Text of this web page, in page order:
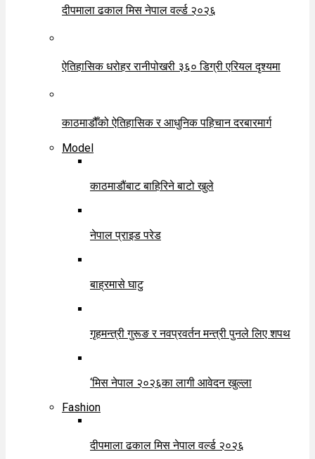
दीपमाला ढकाल मिस नेपाल वर्ल्ड २०२६
ऐतिहासिक धरोहर रानीपोखरी ३६० डिग्री एरियल दृश्यमा
काठमाडौँको ऐतिहासिक र आधुनिक पहिचान दरबारमार्ग
Model
काठमाडौंबाट बाहिरिने बाटो खुले
नेपाल प्राइड परेड
बाह्रमासे घाटु
गृहमन्त्री गुरूङ र नवप्रवर्तन मन्त्री पुनले लिए शपथ
‘मिस नेपाल २०२६का लागी आवेदन खुल्ला
Fashion
दीपमाला ढकाल मिस नेपाल वर्ल्ड २०२६